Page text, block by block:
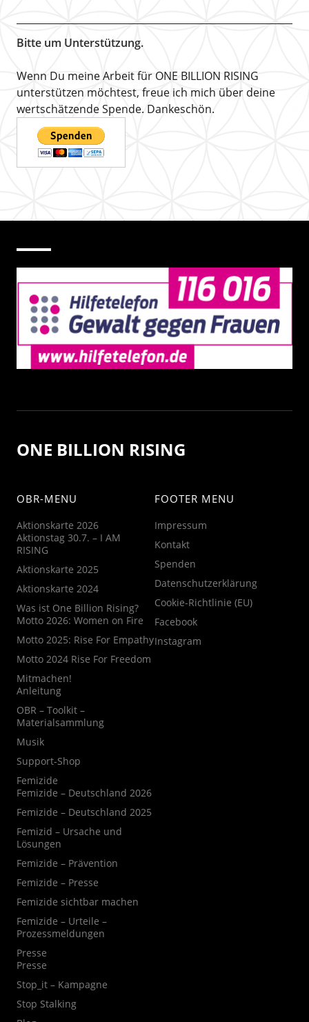
Bitte um Unterstützung.
Wenn Du meine Arbeit für ONE BILLION RISING
unterstützen möchtest, freue ich mich über deine
wertschätzende Spende. Dankeschön.
ONE BILLION RISING
OBR-MENU
Aktionskarte 2026
Aktionstag 30.7. – I AM
RISING
Aktionskarte 2025
Aktionskarte 2024
Was ist One Billion Rising?
Motto 2026: Women on Fire
Motto 2025: Rise For Empathy
Motto 2024 Rise For Freedom
Mitmachen!
Anleitung
OBR – Toolkit –
Materialsammlung
Musik
Support-Shop
Femizide
Femizide – Deutschland 2026
Femizide – Deutschland 2025
Femizid – Ursache und
Lösungen
Femizide – Prävention
Femizide – Presse
Femizide sichtbar machen
Femizide – Urteile –
Prozessmeldungen
Presse
Presse
Stop_it – Kampagne
Stop Stalking
FOOTER MENU
Impressum
Kontakt
Spenden
Datenschutzerklärung
Cookie-Richtlinie (EU)
Facebook
Instagram